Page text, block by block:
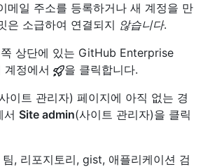
메일 주소를 등록하거나 새 계정을 만
은 소급하여 연결되지 않습니다.
상단에 있는 GitHub Enterprise
계정에서
을 클릭합니다.
이트 관리자) 페이지에 아직 없는 경
서 Site admin(사이트 관리자)을 클릭
, 리포지토리, gist, 애플리케이션 검